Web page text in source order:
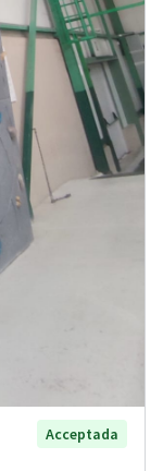
Acceptada